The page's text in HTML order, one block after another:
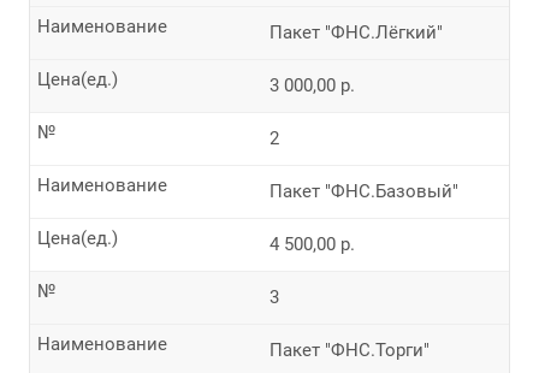
Пакет "ФНС.Лёгкий"
Наименование
3 000,00 р.
Цена(ед.)
2
№
Пакет "ФНС.Базовый"
Наименование
4 500,00 р.
Цена(ед.)
3
№
Пакет "ФНС.Торги"
Наименование